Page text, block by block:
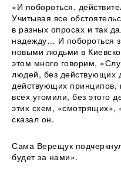
«И побороться,
Учитывая все
в разных опросах и так
надежду… И побороться
новыми людьми в
этом много говорим,
людей, без действующих
действующих принципов,
всех утомили, без этого
этих схем,
сказал он.
Сама Верещук
будет за нами».